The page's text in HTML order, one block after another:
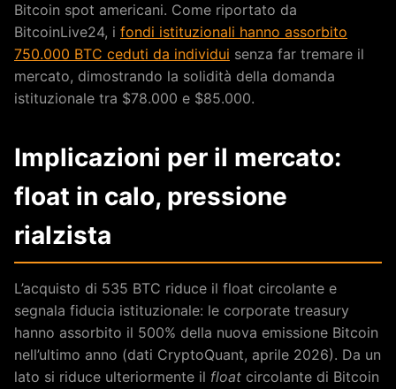
Bitcoin spot americani. Come riportato da
BitcoinLive24, i fondi istituzionali hanno assorbito
750.000 BTC ceduti da individui senza far tremare il
mercato, dimostrando la solidità della domanda
istituzionale tra $78.000 e $85.000.
Implicazioni per il mercato:
float in calo, pressione
rialzista
L’acquisto di 535 BTC riduce il float circolante e
segnala fiducia istituzionale: le corporate treasury
hanno assorbito il 500% della nuova emissione Bitcoin
nell’ultimo anno (dati CryptoQuant, aprile 2026). Da un
lato si riduce ulteriormente il float circolante di Bitcoin